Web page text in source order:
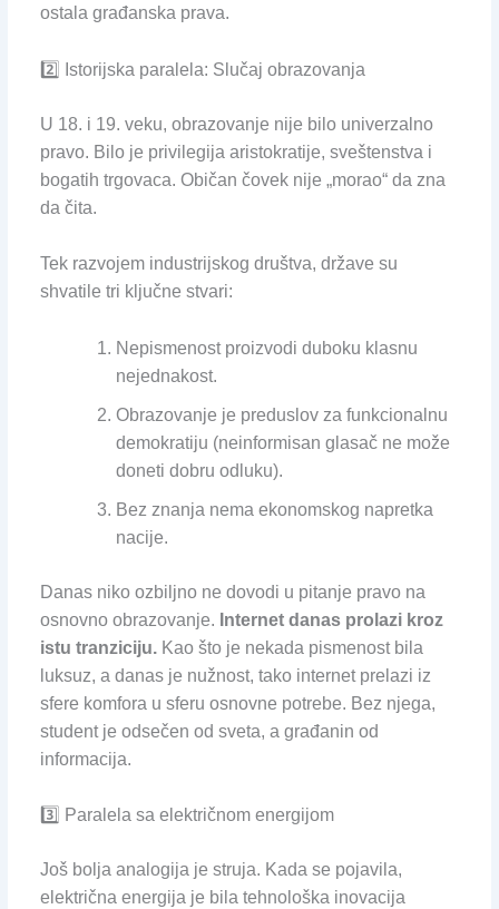
ostala građanska prava.
2️⃣ Istorijska paralela: Slučaj obrazovanja
U 18. i 19. veku, obrazovanje nije bilo univerzalno
pravo. Bilo je privilegija aristokratije, sveštenstva i
bogatih trgovaca. Običan čovek nije „morao“ da zna
da čita.
Tek razvojem industrijskog društva, države su
shvatile tri ključne stvari:
Nepismenost proizvodi duboku klasnu
nejednakost.
Obrazovanje je preduslov za funkcionalnu
demokratiju (neinformisan glasač ne može
doneti dobru odluku).
Bez znanja nema ekonomskog napretka
nacije.
Danas niko ozbiljno ne dovodi u pitanje pravo na
osnovno obrazovanje. Internet danas prolazi kroz
istu tranziciju.Kao što je nekada pismenost bila
luksuz, a danas je nužnost, tako internet prelazi iz
sfere komfora u sferu osnovne potrebe. Bez njega,
student je odsečen od sveta, a građanin od
informacija.
3️⃣ Paralela sa električnom energijom
Još bolja analogija je struja. Kada se pojavila,
električna energija je bila tehnološka inovacija